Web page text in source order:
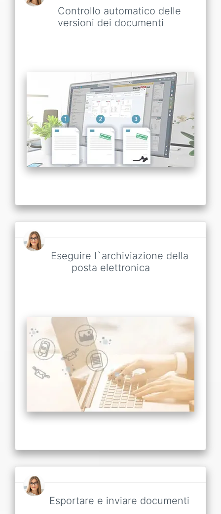
Controllo automatico delle
versioni dei documenti
Eseguire l`archiviazione della
posta elettronica
Esportare e inviare documenti